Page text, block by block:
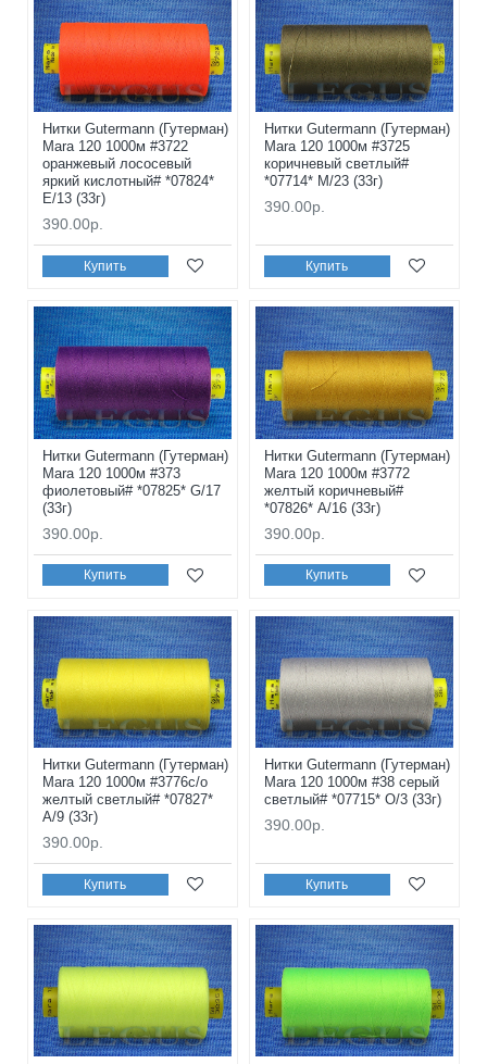
Нитки Gutermann (Гутерман)
Mara 120 1000м #3722
оранжевый лососевый
яркий кислотный# *07824*
E/13 (33г)
390.00р.
Купить
Нитки Gutermann (Гутерман)
Mara 120 1000м #3725
коричневый светлый#
*07714* M/23 (33г)
390.00р.
Купить
Нитки Gutermann (Гутерман)
Mara 120 1000м #373
фиолетовый# *07825* G/17
(33г)
390.00р.
Купить
Нитки Gutermann (Гутерман)
Mara 120 1000м #3772
желтый коричневый#
*07826* A/16 (33г)
390.00р.
Купить
Нитки Gutermann (Гутерман)
Mara 120 1000м #3776с/о
желтый светлый# *07827*
A/9 (33г)
390.00р.
Купить
Нитки Gutermann (Гутерман)
Mara 120 1000м #38 серый
светлый# *07715* O/3 (33г)
390.00р.
Купить